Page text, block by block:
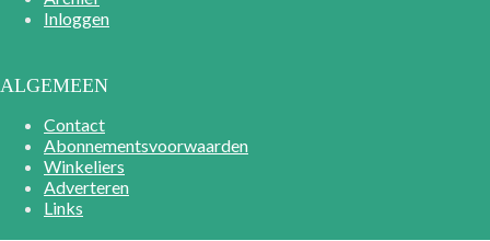
Inloggen
ALGEMEEN
Contact
Abonnementsvoorwaarden
Winkeliers
Adverteren
Links